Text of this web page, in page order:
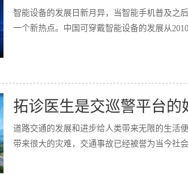
智能设备的发展日新月异，当智能手机普及之
一个新热点。中国可穿戴智能设备的发展从
拓诊医生是交巡警平台的
道路交通的发展和进步给人类带来无限的生活
带来很大的灾难，交通事故已经被誉为当今社